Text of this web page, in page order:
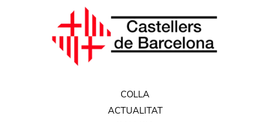
COLLA
ACTUALITAT